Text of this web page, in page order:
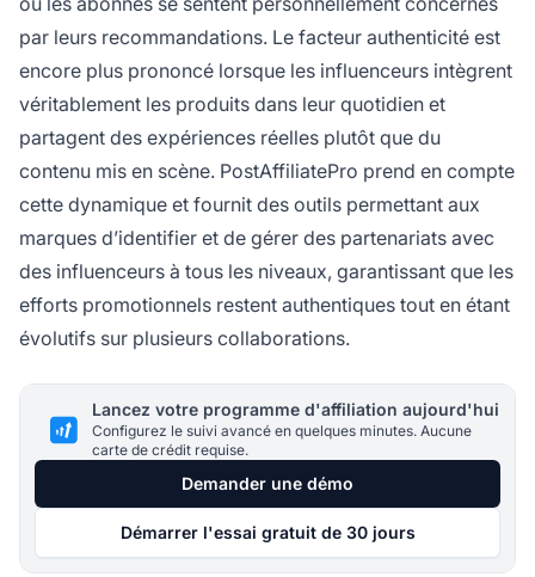
par leurs recommandations. Le facteur authenticité est
encore plus prononcé lorsque les influenceurs intègrent
véritablement les produits dans leur quotidien et
partagent des expériences réelles plutôt que du
contenu mis en scène. PostAffiliatePro prend en compte
cette dynamique et fournit des outils permettant aux
marques d’identifier et de gérer des partenariats avec
des influenceurs à tous les niveaux, garantissant que les
efforts promotionnels restent authentiques tout en étant
évolutifs sur plusieurs collaborations.
Lancez votre programme d'affiliation aujourd'hui
Configurez le suivi avancé en quelques minutes. Aucune
carte de crédit requise.
Demander une démo
Démarrer l'essai gratuit de 30 jours